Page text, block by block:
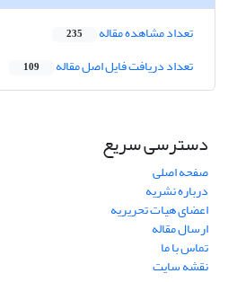
تعداد مشاهده مقاله 235
تعداد دریافت فایل اصل مقاله 109
دسترسی سریع
صفحه اصلی
درباره نشریه
اعضای هیات تحریریه
ارسال مقاله
تماس با ما
نقشه سایت